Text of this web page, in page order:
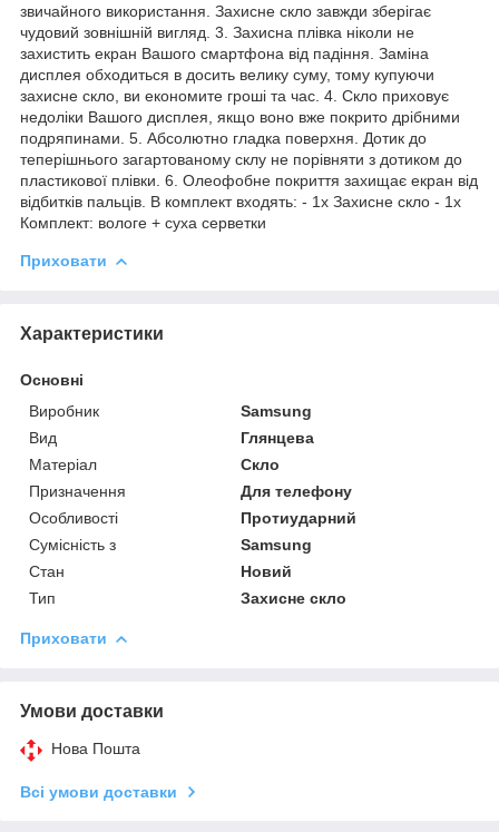
звичайного використання. Захисне скло завжди зберігає
чудовий зовнішній вигляд. 3. Захисна плівка ніколи не
захистить екран Вашого смартфона від падіння. Заміна
дисплея обходиться в досить велику суму, тому купуючи
захисне скло, ви економите гроші та час. 4. Скло приховує
недоліки Вашого дисплея, якщо воно вже покрито дрібними
подряпинами. 5. Абсолютно гладка поверхня. Дотик до
теперішнього загартованому склу не порівняти з дотиком до
пластикової плівки. 6. Олеофобне покриття захищає екран від
відбитків пальців. В комплект входять: - 1х Захисне скло - 1х
Комплект: вологе + суха серветки
Приховати
Характеристики
Основні
Виробник
Samsung
Вид
Глянцева
Матеріал
Скло
Призначення
Для телефону
Особливості
Протиударний
Сумісність з
Samsung
Стан
Новий
Тип
Захисне скло
Приховати
Умови доставки
Нова Пошта
Всі умови доставки